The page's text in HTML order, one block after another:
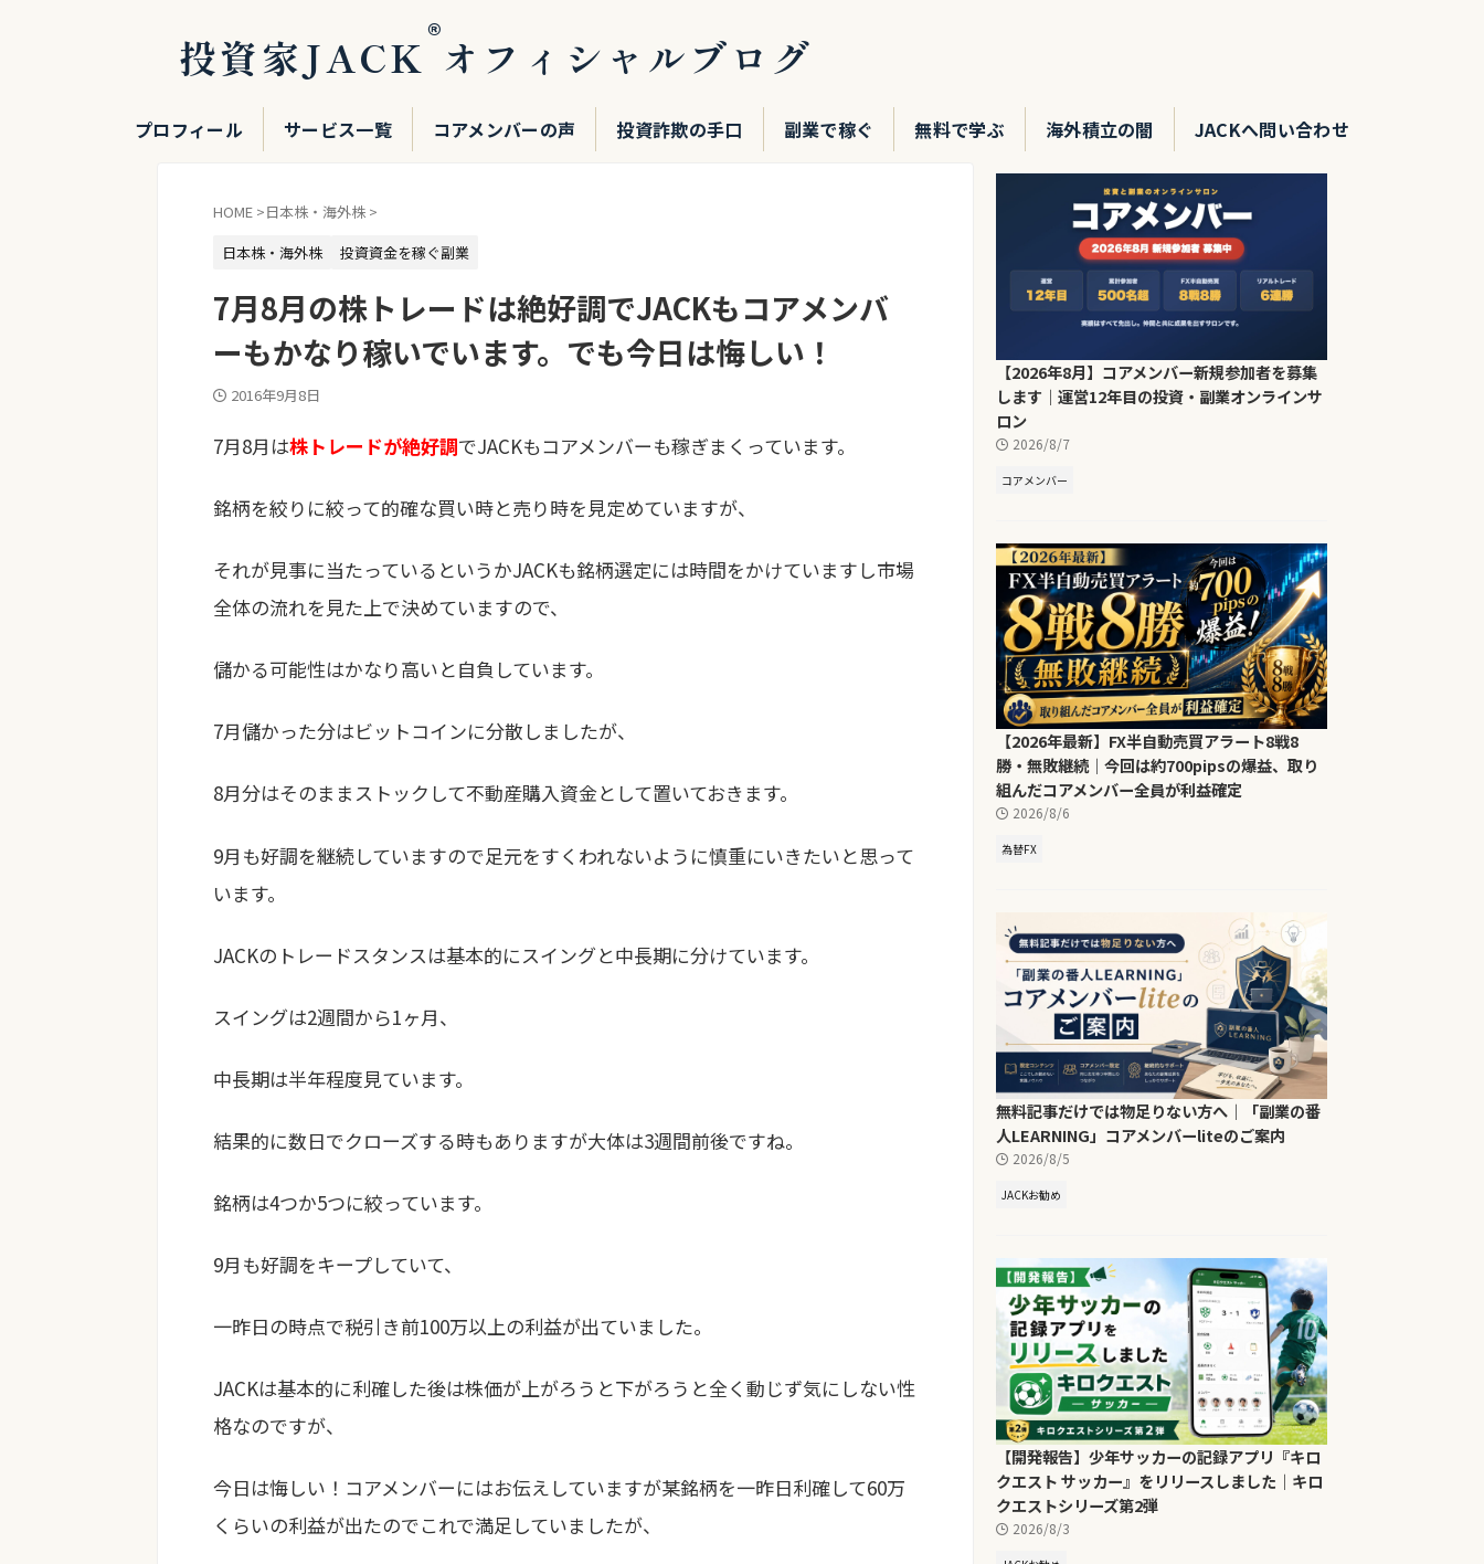
投資家JACK®オフィシャルブログ
プロフィール サービス一覧 コアメンバーの声 投資詐欺の手口 副業で稼ぐ 無料で学ぶ 海外積立の闇 JACKへ問い合わせ
HOME >日本株・海外株 >
日本株・海外株
投資資金を稼ぐ副業
7月8月の株トレードは絶好調でJACKもコアメンバ
ーもかなり稼いでいます。でも今日は悔しい！
2016年9月8日
7月8月は株トレードが絶好調でJACKもコアメンバーも稼ぎまくっています。
銘柄を絞りに絞って的確な買い時と売り時を見定めていますが、
それが見事に当たっているというかJACKも銘柄選定には時間をかけていますし市場
全体の流れを見た上で決めていますので、
儲かる可能性はかなり高いと自負しています。
7月儲かった分はビットコインに分散しましたが、
8月分はそのままストックして不動産購入資金として置いておきます。
9月も好調を継続していますので足元をすくわれないように慎重にいきたいと思って
います。
JACKのトレードスタンスは基本的にスイングと中長期に分けています。
スイングは2週間から1ヶ月、
中長期は半年程度見ています。
結果的に数日でクローズする時もありますが大体は3週間前後ですね。
銘柄は4つか5つに絞っています。
9月も好調をキープしていて、
一昨日の時点で税引き前100万以上の利益が出ていました。
JACKは基本的に利確した後は株価が上がろうと下がろうと全く動じず気にしない性
格なのですが、
今日は悔しい！コアメンバーにはお伝えしていますが某銘柄を一昨日利確して60万
くらいの利益が出たのでこれで満足していましたが、
【2026年8月】コアメンバー新規参加者を募集
します｜運営12年目の投資・副業オンラインサ
ロン
2026/8/7
コアメンバー
【2026年最新】FX半自動売買アラート8戦8
勝・無敗継続｜今回は約700pipsの爆益、取り
組んだコアメンバー全員が利益確定
2026/8/6
為替FX
無料記事だけでは物足りない方へ｜「副業の番
人LEARNING」コアメンバーliteのご案内
2026/8/5
JACKお勧め
【開発報告】少年サッカーの記録アプリ『キロ
クエスト サッカー』をリリースしました｜キロ
クエストシリーズ第2弾
2026/8/3